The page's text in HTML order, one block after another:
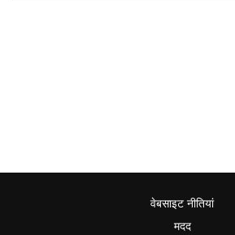
वेबसाइट नीतियां
मदद